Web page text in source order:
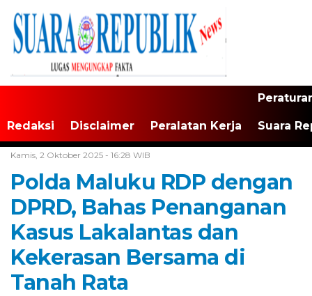
Redaksi Disclaimer Peralatan Kerja Suara
Kamis, 2 Oktober 2025 - 16:28 WIB
Polda Maluku RDP dengan
DPRD, Bahas Penanganan
Kasus Lakalantas dan
Kekerasan Bersama di
Tanah Rata